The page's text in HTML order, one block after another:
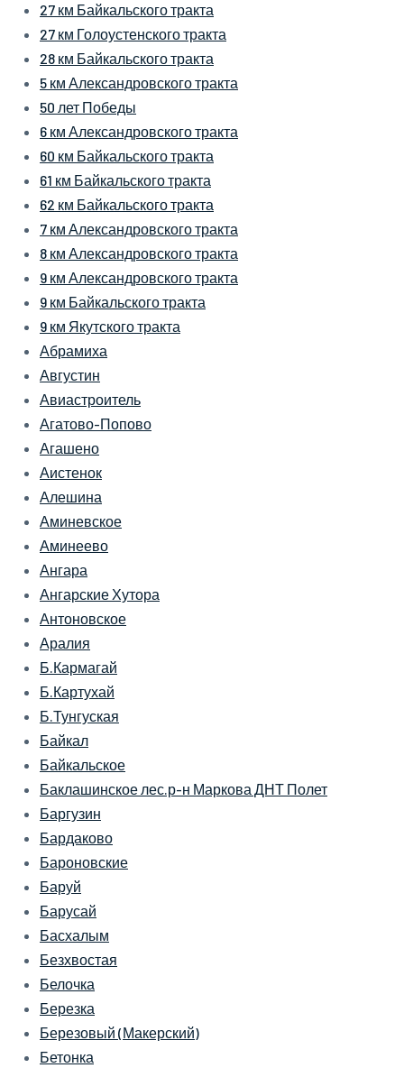
27 км Байкальского тракта
27 км Голоустенского тракта
28 км Байкальского тракта
5 км Александровского тракта
50 лет Победы
6 км Александровского тракта
60 км Байкальского тракта
61 км Байкальского тракта
62 км Байкальского тракта
7 км Александровского тракта
8 км Александровского тракта
9 км Александровского тракта
9 км Байкальского тракта
9 км Якутского тракта
Абрамиха
Августин
Авиастроитель
Агатово-Попово
Агашено
Аистенок
Алешина
Аминевское
Аминеево
Ангара
Ангарские Хутора
Антоновское
Аралия
Б.Кармагай
Б.Картухай
Б.Тунгуская
Байкал
Байкальское
Баклашинское лес.р-н Маркова ДНТ Полет
Баргузин
Бардаково
Бароновские
Баруй
Барусай
Басхалым
Безхвостая
Белочка
Березка
Березовый (Макерский)
Бетонка